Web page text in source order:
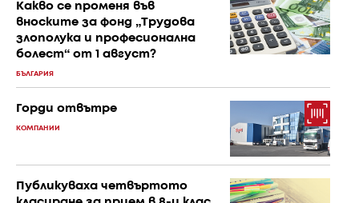
Какво се променя във
вноските за фонд „Трудова
злополука и професионална
болест“ от 1 август?
БЪЛГАРИЯ
Горди отвътре
КОМПАНИИ
Публикуваха четвъртото